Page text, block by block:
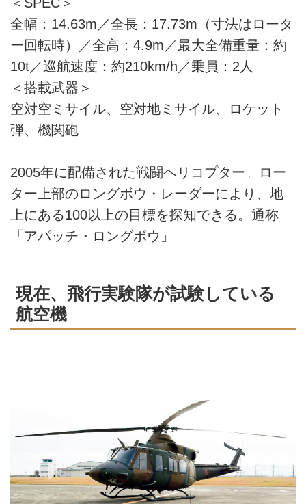
全幅：14.63m／全長：17.73m（寸法はロータ
ー回転時）／全高：4.9m／最大全備重量：約
10t／巡航速度：約210km/h／乗員：2人
＜搭載武器＞
空対空ミサイル、空対地ミサイル、ロケット
弾、機関砲
2005年に配備された戦闘ヘリコプター。ロー
ター上部のロングボウ・レーダーにより、地
上にある100以上の目標を探知できる。通称
「アパッチ・ロングボウ」
現在、飛行実験隊が試験している
航空機